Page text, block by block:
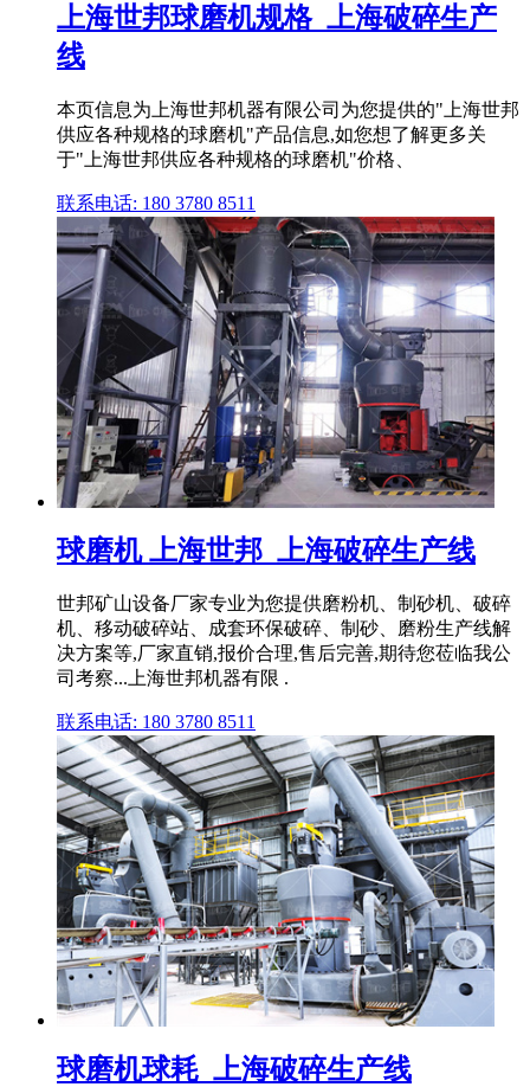
上海世邦球磨机规格_上海破碎生产
线
本页信息为上海世邦机器有限公司为您提供的"上海世邦
供应各种规格的球磨机"产品信息,如您想了解更多关
于"上海世邦供应各种规格的球磨机"价格、
联系电话: 180 3780 8511
球磨机 上海世邦_上海破碎生产线
世邦矿山设备厂家专业为您提供磨粉机、制砂机、破碎
机、移动破碎站、成套环保破碎、制砂、磨粉生产线解
决方案等,厂家直销,报价合理,售后完善,期待您莅临我公
司考察...上海世邦机器有限 .
联系电话: 180 3780 8511
球磨机球耗_上海破碎生产线